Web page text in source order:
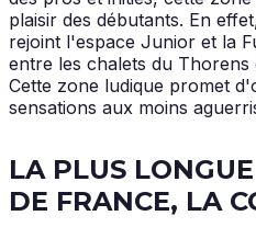
plaisir des débutants. En
rejoint l'espace Junior et la
entre les chalets du
Cette zone ludique promet
sensations aux moins
LA PLUS
DE FRANCE, LA